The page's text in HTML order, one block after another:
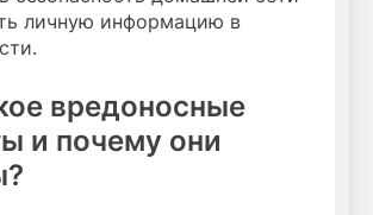
личную информацию в
вредоносные
и почему они